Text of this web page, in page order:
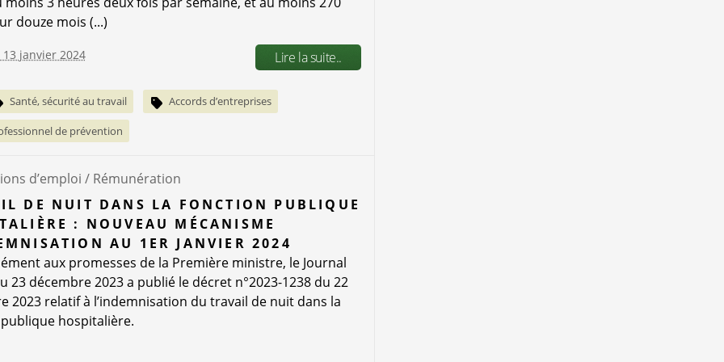
douze mois (...)
janvier 2024 Lire la suite..
Santé, sécurité au travail Accords d’entreprises
de prévention
d’emploi / Rémunération
DE NUIT DANS LA FONCTION PUBLIQUE
: NOUVEAU MÉCANISME
AU 1ER JANVIER 2024
aux promesses de la Première ministre, le Journal
23 décembre 2023 a publié le décret n°2023-1238 du 22
2023 relatif à l’indemnisation du travail de nuit dans la
hospitalière.